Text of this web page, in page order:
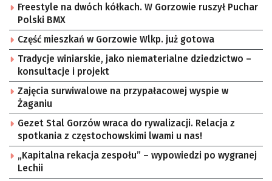
Freestyle na dwóch kółkach. W Gorzowie ruszył Puchar
Polski BMX
Część mieszkań w Gorzowie Wlkp. już gotowa
Tradycje winiarskie, jako niematerialne dziedzictwo –
konsultacje i projekt
Zajęcia surwiwalowe na przypałacowej wyspie w
Żaganiu
Gezet Stal Gorzów wraca do rywalizacji. Relacja z
spotkania z częstochowskimi lwami u nas!
„Kapitalna rekacja zespołu” – wypowiedzi po wygranej
Lechii